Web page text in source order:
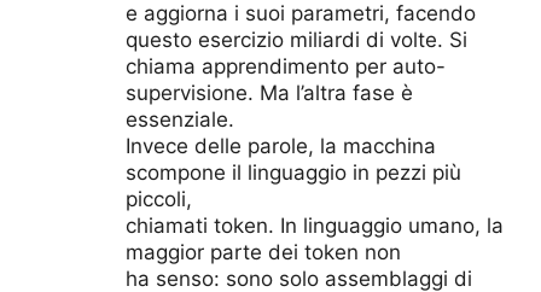
e aggiorna i suoi parametri, facendo
questo esercizio miliardi di volte. Si
chiama apprendimento per auto-
supervisione. Ma l’altra fase è
essenziale.
Invece delle parole, la macchina
scompone il linguaggio in pezzi più
piccoli,
chiamati token. In linguaggio umano, la
maggior parte dei token non
ha senso: sono solo assemblaggi di